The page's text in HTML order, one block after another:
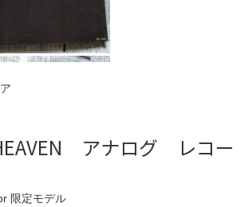
アナログ レコー
限定モデル